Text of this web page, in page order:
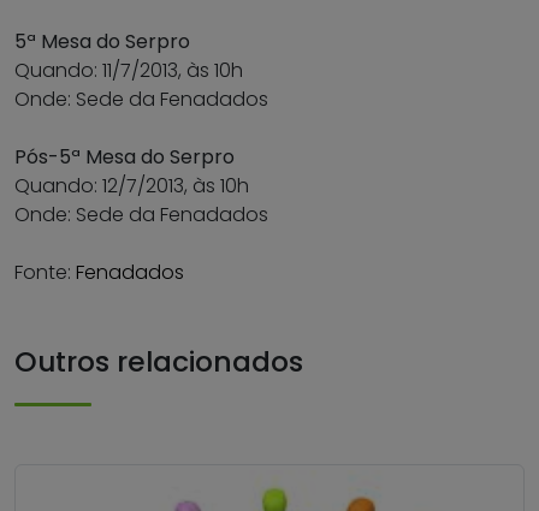
5ª Mesa do Serpro
Quando: 11/7/2013, às 10h
Onde: Sede da Fenadados
Pós-5ª Mesa do Serpro
Quando: 12/7/2013, às 10h
Onde: Sede da Fenadados
Fonte: Fenadados
Outros relacionados